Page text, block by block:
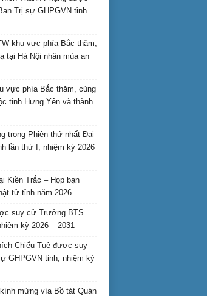
Trị sự GHPGVN tỉnh
khu vực phía Bắc thăm,
tại Hà Nội nhân mùa an
vực phía Bắc thăm, cúng
tỉnh Hưng Yên và thành
trọng Phiên thứ nhất Đại
lần thứ I, nhiệm kỳ 2026
Kiền Trắc – Họp bạn
tử tỉnh năm 2026
suy cử Trưởng BTS
kỳ 2026 – 2031
Chiếu Tuệ được suy
GHPGVN tỉnh, nhiệm kỳ
mừng vía Bồ tát Quán